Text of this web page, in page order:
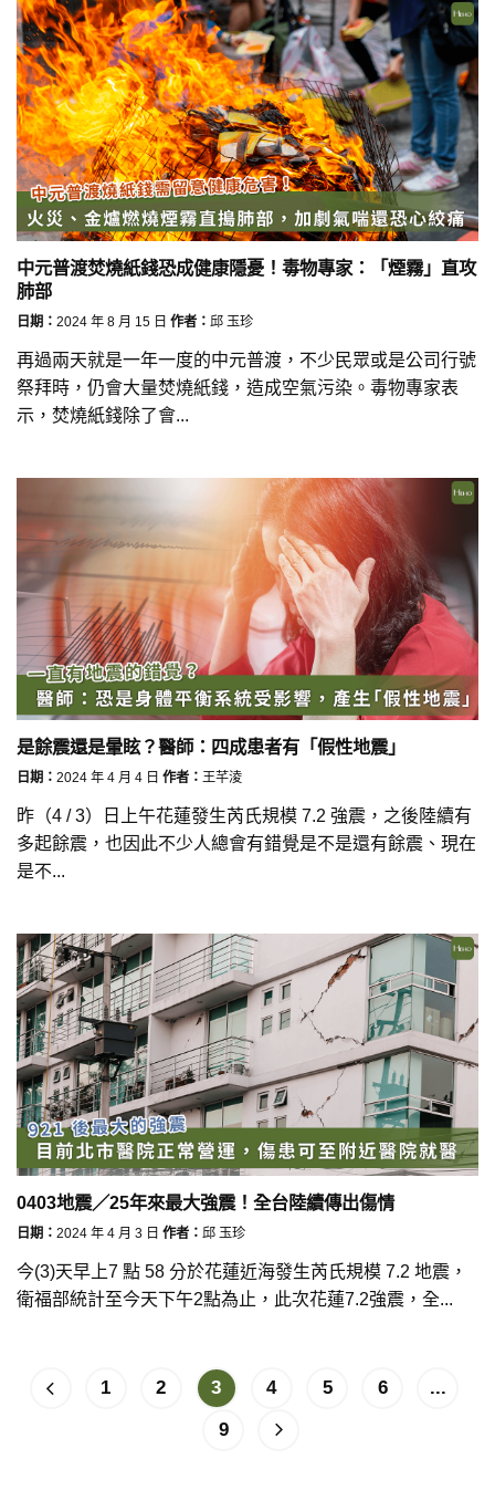
中元普渡焚燒紙錢恐成健康隱憂！毒物專家：「煙霧」直攻
肺部
日期： 2024 年 8 月 15 日 作者： 邱 玉珍
再過兩天就是一年一度的中元普渡，不少民眾或是公司行號
祭拜時，仍會大量焚燒紙錢，造成空氣污染。毒物專家表
示，焚燒紙錢除了會...
是餘震還是暈眩？醫師：四成患者有「假性地震」
日期： 2024 年 4 月 4 日 作者： 王芊淩
昨（4 / 3）日上午花蓮發生芮氏規模 7.2 強震，之後陸續有
多起餘震，也因此不少人總會有錯覺是不是還有餘震、現在
是不...
0403地震／25年來最大強震！全台陸續傳出傷情
日期： 2024 年 4 月 3 日 作者： 邱 玉珍
今(3)天早上7 點 58 分於花蓮近海發生芮氏規模 7.2 地震，
衛福部統計至今天下午2點為止，此次花蓮7.2強震，全...
1 2 3 4 5 6
...
9